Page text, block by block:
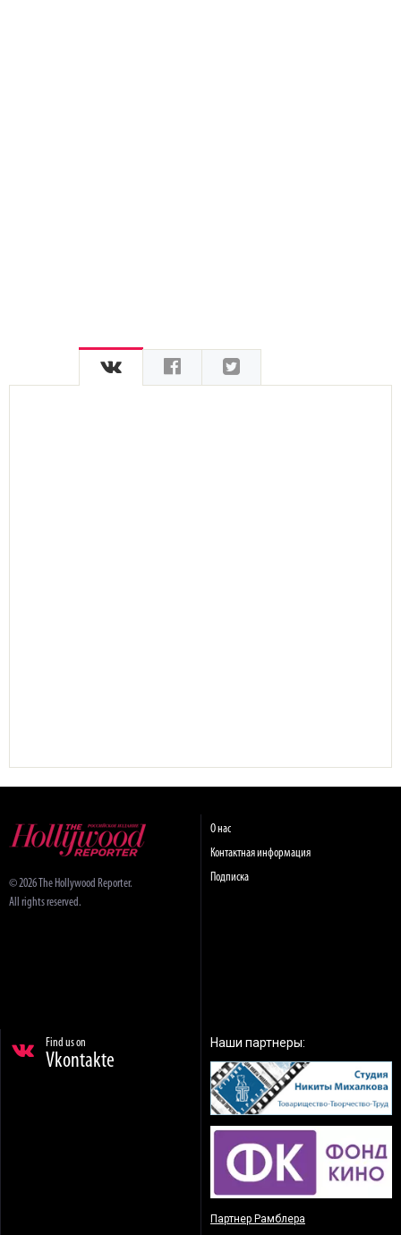
© 2026 The Hollywood Reporter.
All rights reserved.
О нас
Контактная информация
Подписка
Find us on
Vkontakte
Наши партнеры:
Партнер Рамблера